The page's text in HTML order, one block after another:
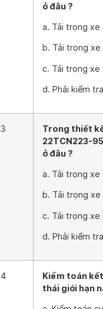
ở đâu ?
a. Tải trọng
b. Tải trọng
c. Tải trọng xe
d. Phải kiểm
3
Trong thiết
22TCN223-
ở đâu ?
a. Tải trọng
b. Tải trọng
c. Tải trọng xe
d. Phải kiểm
4
Kiểm toán
thái giới hạn